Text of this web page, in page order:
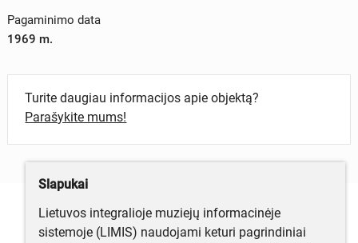
Pagaminimo data
1969 m.
Turite daugiau informacijos apie objektą?
Parašykite mums!
Slapukai
Lietuvos integralioje muziejų informacinėje
sistemoje (LIMIS) naudojami keturi pagrindiniai